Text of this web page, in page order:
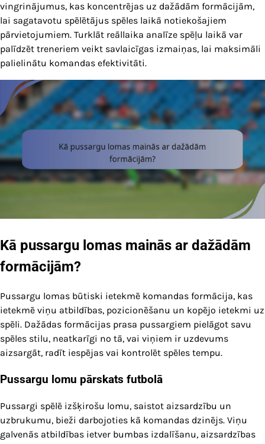
vingrinājumus, kas koncentrējas uz dažādām formācijām,
lai sagatavotu spēlētājus spēles laikā notiekošajiem
pārvietojumiem. Turklāt reāllaika analīze spēļu laikā var
palīdzēt treneriem veikt savlaicīgas izmaiņas, lai maksimāli
palielinātu komandas efektivitāti.
Kā pussargu lomas mainās ar dažādām
formācijām?
Pussargu lomas būtiski ietekmē komandas formācija, kas
ietekmē viņu atbildības, pozicionēšanu un kopējo ietekmi uz
spēli. Dažādas formācijas prasa pussargiem pielāgot savu
spēles stilu, neatkarīgi no tā, vai viņiem ir uzdevums
aizsargāt, radīt iespējas vai kontrolēt spēles tempu.
Pussargu lomu pārskats futbolā
Pussargi spēlē izšķirošu lomu, saistot aizsardzību un
uzbrukumu, bieži darbojoties kā komandas dzinējs. Viņu
galvenās atbildības ietver bumbas izdalīšanu, aizsardzības